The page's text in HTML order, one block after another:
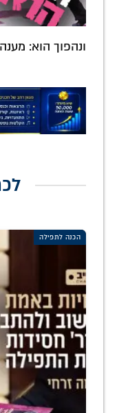
ונהפוך הוא:
הכנה לתפילה